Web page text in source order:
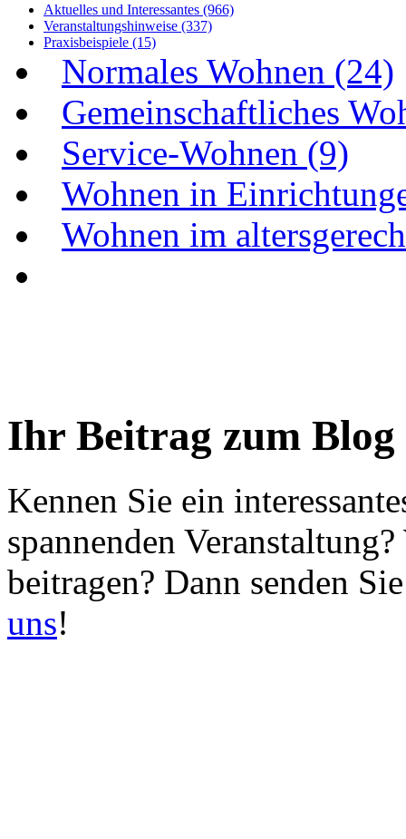
Aktuelles und Interessantes (966)
Veranstaltungshinweise (337)
Praxisbeispiele (15)
Normales Wohnen (24)
Gemeinschaftliches
Service-Wohnen (9)
Wohnen in
Wohnen im
Ihr Beitrag zum Blog
Kennen Sie ein
spannenden
beitragen? Dann senden
uns!